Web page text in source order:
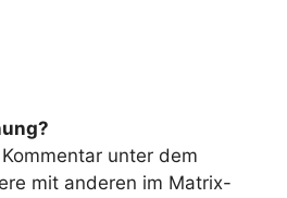
unter dem
mit anderen im Matrix-